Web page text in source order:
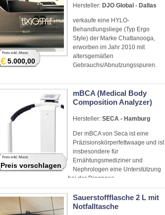
Hersteller: DJO Global - Dallas
verkaufe eine HYLO-
Behandlungsliege (Typ Ergo
Style) der Marke Chattanooga,
erworben im Jahr 2010 mit
altersgemäßen
Gebrauchs/Abnutzungsspuren.
€5.000,00
mBCA (Medical Body
Composition Analyzer)
Hersteller: SECA - Hamburg
Der mBCA von Seca ist eine
Präzisionskörperfettwaage und ist
insbesondere für
Ernähtungsmediziner und
Nephrologen eine Unterstützung
bei der Diagnose.
Preis vorschlagen
Sauerstoffflasche 2 L mit
Notfalltasche